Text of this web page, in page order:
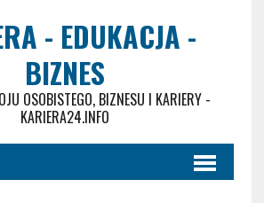
- EDUKACJA -
BIZNES
OSOBISTEGO, BIZNESU I KARIERY -
KARIERA24.INFO